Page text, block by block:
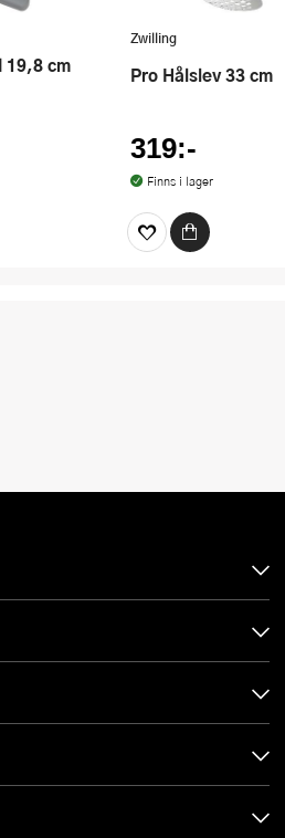
Zwilling
Pro Hålslev 33 cm
319:-
Finns i lager